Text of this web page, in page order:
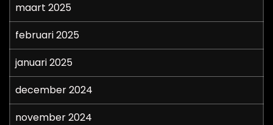
maart 2025
februari 2025
januari 2025
december 2024
november 2024